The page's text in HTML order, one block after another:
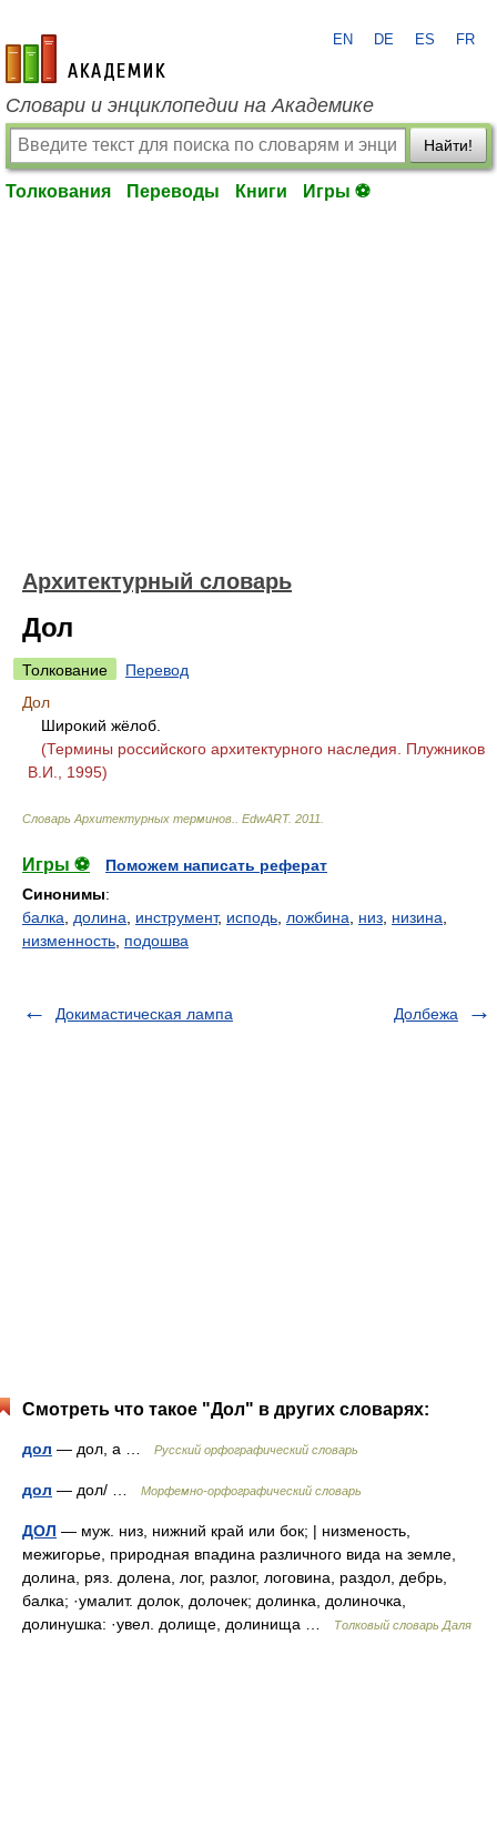
academic.ru
EN DE ES FR
Словари и энциклопедии на Академике
Найти!
Толкования Переводы Книги Игры ⚽
Архитектурный словарь
Дол
Толкование
Перевод
Дол
Широкий жёлоб.
(Термины российского архитектурного наследия. Плужников
В.И., 1995)
Словарь Архитектурных терминов. EdwART. 2011
Игры ⚽
Поможем написать реферат
Синонимы:
балка
долина инструмент, исподь ложбина низ низина
низменность подошва
Докимастическая лампа Долбежа
Смотреть что такое "Дол" в других словарях:
дол — дол, а … Русский орфографический словарь
дол — дол/ … Морфемно-орфографический словарь
ДОЛ — муж. низ, нижний край или бок; | низменость,
межигорье, природная впадина различного вида на земле,
долина, ряз. долена, лог, разлог, логовина, раздол, дебрь,
балка; ·умалит. долок, долочек; долинка, долиночка,
долинушка: ·увел. долище, долинища …
Толковый словарь Даля